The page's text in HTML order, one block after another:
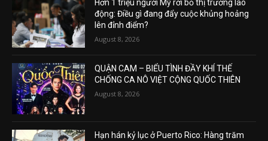
Hơn 1 triệu người Mỹ rời bỏ thị trường lao
động: Điều gì đang đẩy cuộc khủng hoảng
lên đỉnh điểm?
August 8, 2026
QUẬN CAM – BIỂU TÌNH ĐẦY KHÍ THẾ
CHỐNG CA NÔ VIỆT CỘNG QUỐC THIÊN
August 8, 2026
Hạn hán kỷ lục ở Puerto Rico: Hàng trăm